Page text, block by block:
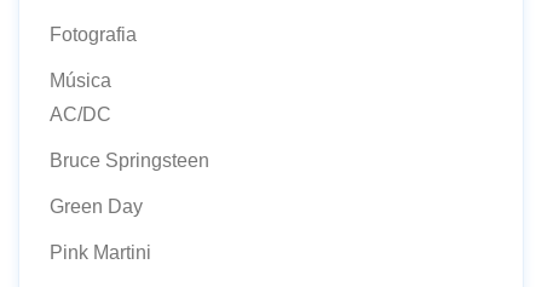
Fotografia
Música
AC/DC
Bruce Springsteen
Green Day
Pink Martini